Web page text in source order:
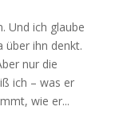
Und ich glaube
über ihn denkt.
nur die
ich – was er
wie er...